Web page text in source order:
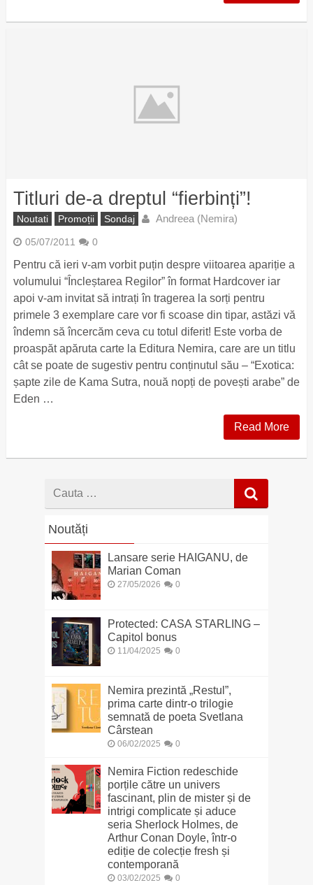
Titluri de-a dreptul “fierbinți”!
Noutati Promoții Sondaj Andreea (Nemira)
05/07/2011 0
Pentru că ieri v-am vorbit puțin despre viitoarea apariție a
volumului “Încleștarea Regilor” în format Hardcover iar
apoi v-am invitat să intrați în tragerea la sorți pentru
primele 3 exemplare care vor fi scoase din tipar, astăzi vă
îndemn să încercăm ceva cu totul diferit! Este vorba de
proaspăt apăruta carte la Editura Nemira, care are un titlu
cât se poate de sugestiv pentru conținutul său – “Exotica:
șapte zile de Kama Sutra, nouă nopți de povești arabe” de
Eden …
Read More
Cauta
Noutăți
Lansare serie HAIGANU, de
Marian Coman
27/05/2026 0
Protected: CASA STARLING –
Capitol bonus
11/04/2025 0
Nemira prezintă „Restul”,
prima carte dintr-o trilogie
semnată de poeta Svetlana
Cârstean
06/02/2025 0
Nemira Fiction redeschide
porțile către un univers
fascinant, plin de mister și de
intrigi complicate și aduce
seria Sherlock Holmes, de
Arthur Conan Doyle, într-o
ediție de colecție fresh și
contemporană
03/02/2025 0